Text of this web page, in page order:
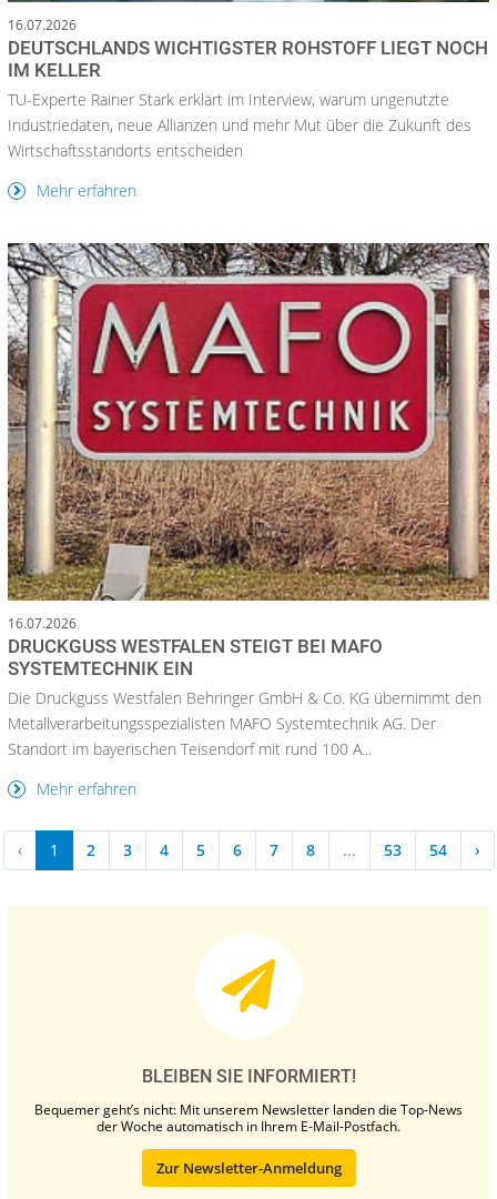
16.07.2026
DEUTSCHLANDS WICHTIGSTER ROHSTOFF LIEGT NOCH
IM KELLER
TU-Experte Rainer Stark erklärt im Interview, warum ungenutzte
Industriedaten, neue Allianzen und mehr Mut über die Zukunft des
Wirtschaftsstandorts entscheiden
Mehr erfahren
16.07.2026
DRUCKGUSS WESTFALEN STEIGT BEI MAFO
SYSTEMTECHNIK EIN
Die Druckguss Westfalen Behringer GmbH & Co. KG übernimmt den
Metallverarbeitungsspezialisten MAFO Systemtechnik AG. Der
Standort im bayerischen Teisendorf mit rund 100 A...
Mehr erfahren
‹ 1 2 3 4 5 6 7 8 ... 53 54 ›
BLEIBEN SIE INFORMIERT!
Bequemer geht’s nicht: Mit unserem Newsletter landen die Top-News
der Woche automatisch in Ihrem E-Mail-Postfach.
Zur Newsletter-Anmeldung